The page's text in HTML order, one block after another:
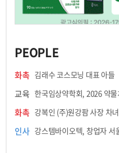
PEOPLE
화촉 김래수 코스모닝 대표 아들
교육
화촉 강복인 (주)원강팜 사장 차녀
인사